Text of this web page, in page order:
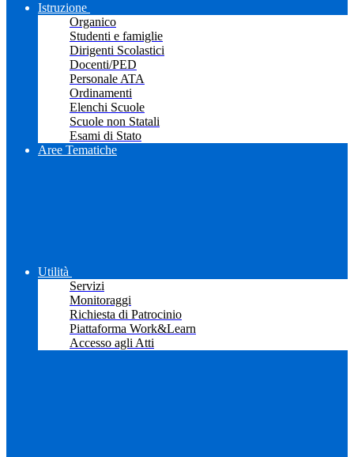
Istruzione
Organico
Studenti e famiglie
Dirigenti Scolastici
Docenti/PED
Personale ATA
Ordinamenti
Elenchi Scuole
Scuole non Statali
Esami di Stato
Aree Tematiche
Utilità
Servizi
Monitoraggi
Richiesta di Patrocinio
Piattaforma Work&Learn
Accesso agli Atti